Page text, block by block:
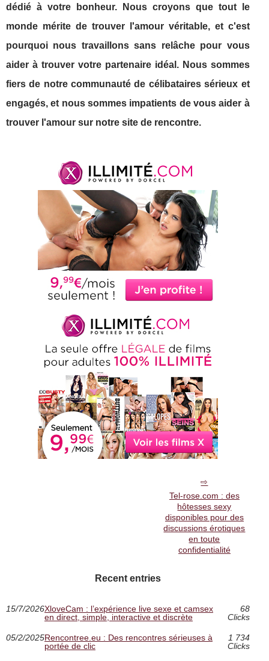
dédié à votre bonheur. Nous croyons que tout le
monde mérite de trouver l'amour véritable, et c'est
pourquoi nous travaillons sans relâche pour vous
aider à trouver votre partenaire idéal. Nous sommes
fiers de notre communauté de célibataires sérieux et
engagés, et nous sommes impatients de vous aider à
trouver l'amour sur notre site de rencontre.
Tel-rose.com : des
hôtesses sexy
disponibles pour des
discussions érotiques
en toute
confidentialité
Recent entries
15/7/2026XloveCam : l’expérience live sexe et camsex
en direct, simple, interactive et discrète
68
Clicks
05/2/2025Rencontree.eu : Des rencontres sérieuses à
portée de clic
1 734
Clicks